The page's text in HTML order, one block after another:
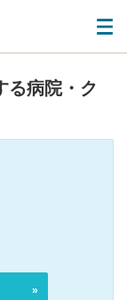
る病院・ク